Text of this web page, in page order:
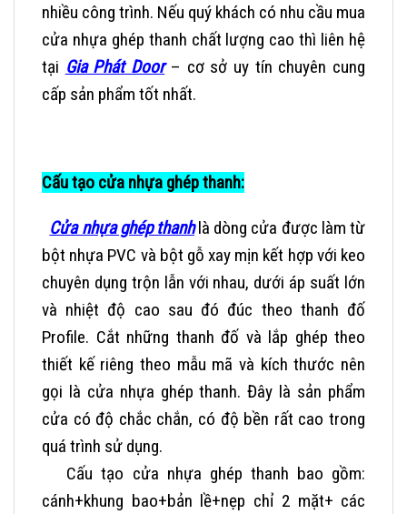
nhiều công trình. Nếu quý khách có nhu cầu mua
cửa nhựa ghép thanh chất lượng cao thì liên hệ
tại Gia Phát Door– cơ sở uy tín chuyên cung
cấp sản phẩm tốt nhất.
Cấu tạo cửa nhựa ghép thanh:
Cửa nhựa ghép thanhlà dòng cửa được làm từ
bột nhựa PVC và bột gỗ xay mịn kết hợp với keo
chuyên dụng trộn lẫn với nhau, dưới áp suất lớn
và nhiệt độ cao sau đó đúc theo thanh đố
Profile. Cắt những thanh đố và lắp ghép theo
thiết kế riêng theo mẫu mã và kích thước nên
gọi là cửa nhựa ghép thanh. Đây là sản phẩm
cửa có độ chắc chắn, có độ bền rất cao trong
quá trình sử dụng.
Cấu tạo cửa nhựa ghép thanh bao gồm:
cánh+khung bao+bản lề+nẹp chỉ 2 mặt+ các